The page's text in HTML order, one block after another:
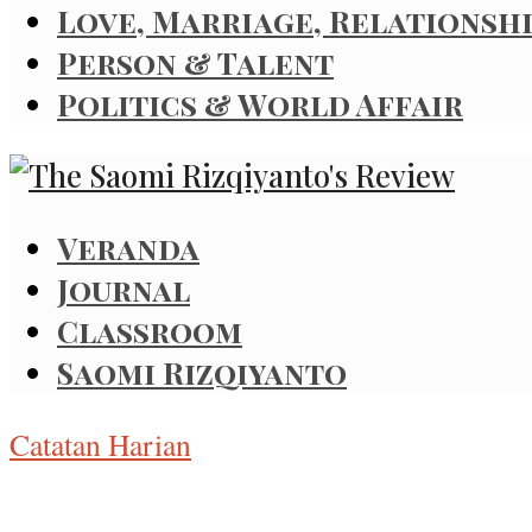
Love, Marriage,
Person & Talent
Politics & World Affair
Veranda
Journal
Classroom
Saomi Rizqiyanto
Catatan Harian